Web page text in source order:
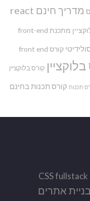
מדריך חינם react
מתכנת front-end
קורס front end
קורס בלוקציין
תכנות קורס תכנות בחינם
CSSfullstack
בניית אתרים